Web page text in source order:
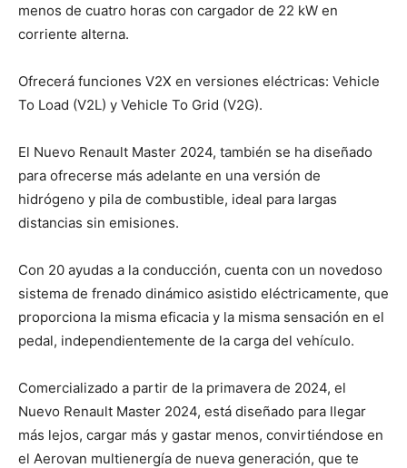
menos de cuatro horas con cargador de 22 kW en
corriente alterna.
Ofrecerá funciones V2X en versiones eléctricas: Vehicle
To Load (V2L) y Vehicle To Grid (V2G).
El Nuevo Renault Master 2024, también se ha diseñado
para ofrecerse más adelante en una versión de
hidrógeno y pila de combustible, ideal para largas
distancias sin emisiones.
Con 20 ayudas a la conducción, cuenta con un novedoso
sistema de frenado dinámico asistido eléctricamente, que
proporciona la misma eficacia y la misma sensación en el
pedal, independientemente de la carga del vehículo.
Comercializado a partir de la primavera de 2024, el
Nuevo Renault Master 2024, está diseñado para llegar
más lejos, cargar más y gastar menos, convirtiéndose en
el Aerovan multienergía de nueva generación, que te